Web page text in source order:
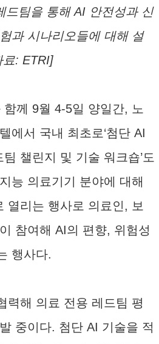
팀을 통해 AI 안전성과 신
과 시나리오들에 대해 설
료: ETRI]
께 9월 4-5일 양일간, 노
에서 국내 최초로‘첨단 AI
챌린지 및 기술 워크숍’도
능 의료기기 분야에 대해
열리는 행사로 의료인, 보
참여해 AI의 편향, 위험성
행사다.
력해 의료 전용 레드팀 평
중이다. 첨단 AI 기술을 적